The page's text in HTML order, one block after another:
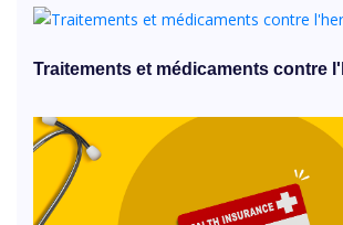
Traitements et médicaments contre